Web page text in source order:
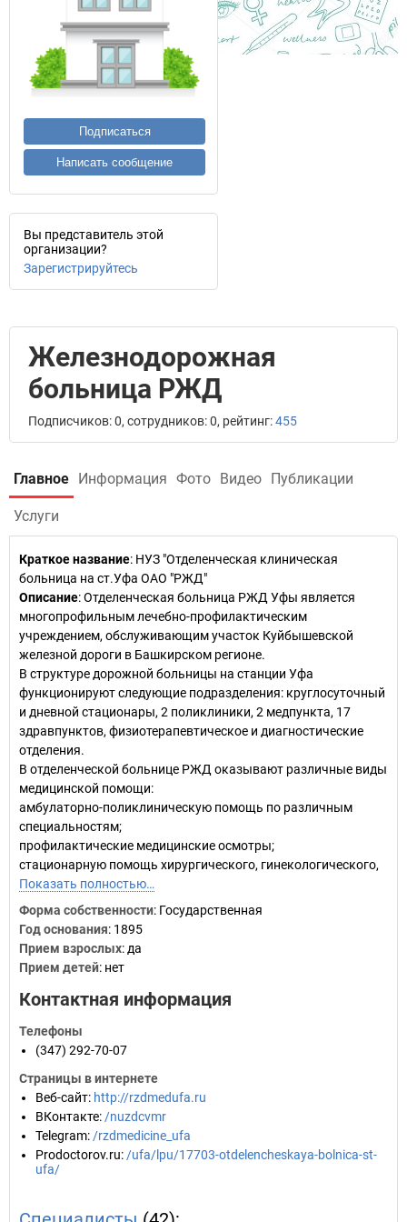
Подписаться
Написать сообщение
Вы представитель этой
организации?
Зарегистрируйтесь
Железнодорожная
больница РЖД
Подписчиков: 0, сотрудников: 0, рейтинг:455
Главное Информация Фото Видео Публикации
Услуги
Краткое название: НУЗ "Отделенческая клиническая
больница на ст.Уфа ОАО "РЖД"
Описание: Отделенческая больница РЖД Уфы является
многопрофильным лечебно-профилактическим
учреждением, обслуживающим участок Куйбышевской
железной дороги в Башкирском регионе.
В структуре дорожной больницы на станции Уфа
функционируют следующие подразделения: круглосуточный
и дневной стационары, 2 поликлиники, 2 медпункта, 17
здравпунктов, физиотерапевтическое и диагностические
отделения.
В отделенческой больнице РЖД оказывают различные виды
медицинской помощи:
амбулаторно-поликлиническую помощь по различным
специальностям;
профилактические медицинские осмотры;
стационарную помощь хирургического, гинекологического,
Показать полностью…
Форма собственности: Государственная
Год основания: 1895
Прием взрослых: да
Прием детей: нет
Контактная информация
Телефоны
(347) 292-70-07
Страницы в интернете
Веб-сайт: http://rzdmedufa.ru
ВКонтакте: /nuzdcvmr
Telegram: /rzdmedicine_ufa
Prodoctorov.ru: /ufa/lpu/17703-otdelencheskaya-bolnica-st-
ufa/